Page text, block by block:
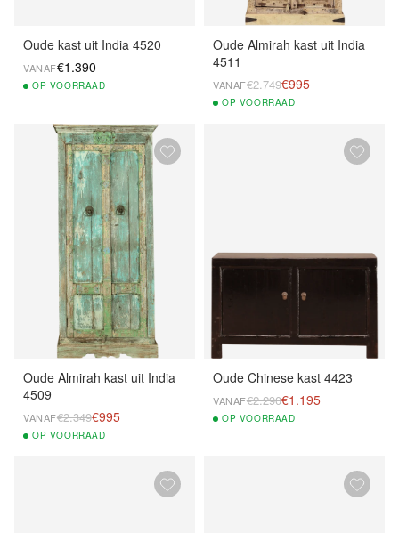
Oude kast uit India 4520
VANAF€1.390
OP VOORRAAD
Oude Almirah kast uit India
4511
VANAF€2.749€995
OP VOORRAAD
Oude Almirah kast uit India
4509
VANAF€2.349€995
OP VOORRAAD
Oude Chinese kast 4423
VANAF€2.290€1.195
OP VOORRAAD